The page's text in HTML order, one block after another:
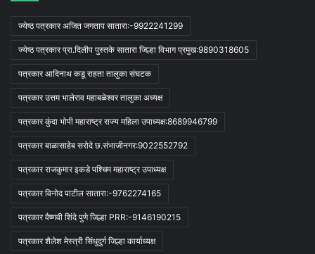
ज्येष्ठ पत्रकार अजित जगताप सातारा:-9922241299
ज्येष्ठ पत्रकार प्रा.दिलीप पुस्तके सातारा जिल्हा विभाग प्रमुख:9890318605
पत्रकार आदिनाथ कडू राहता तालुका संघटक
पत्रकार उत्तम भालेराव महाबळेश्वर तालुका अध्यक्ष
पत्रकार कुंदा भोपी महाराष्ट्र राज्य महिला उपाध्यक्ष:8689946799
पत्रकार बाळासाहेब सरोदे छ.संभाजीनगर:9022552792
पत्रकार राजकुमार इकडे पश्चिम महाराष्ट्र उपाध्यक्ष
पत्रकार विनोद पाटील सातारा:-9762274165
पत्रकार वैष्णवी शिंदे पुणे जिल्हा PRR:-9146190215
पत्रकार शैलेश मेस्त्री सिंधुदुर्ग जिल्हा कार्याध्यक्ष